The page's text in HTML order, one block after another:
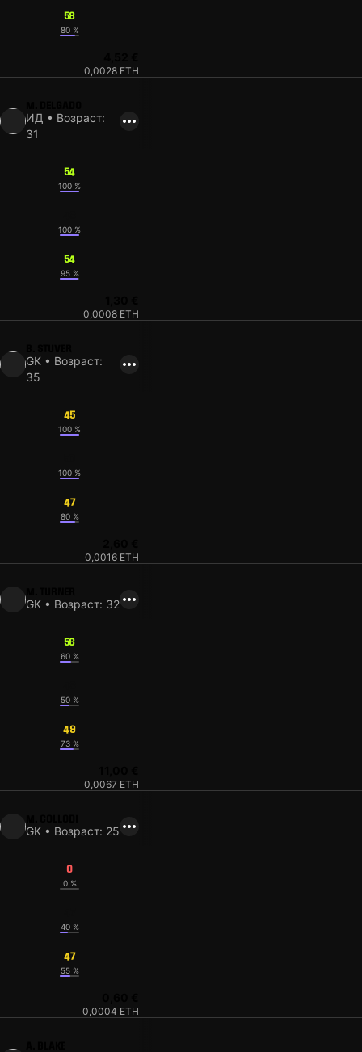
58
80 %
0,0028 ETH
ИД • Возраст:
31
54
100 %
100 %
54
95 %
0,0008 ETH
GK • Возраст:
35
45
100 %
100 %
47
80 %
0,0016 ETH
GK • Возраст: 32
56
60 %
50 %
49
73 %
0,0067 ETH
GK • Возраст: 25
0
0 %
40 %
47
55 %
0,0004 ETH